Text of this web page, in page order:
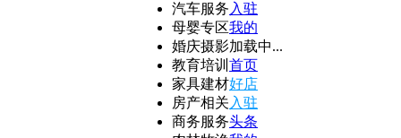
汽车服务
母婴专区
婚庆摄影
教育培训
家具建材
房产相关
商务服务
入驻
我的
加载中...
首页
好店
入驻
头条